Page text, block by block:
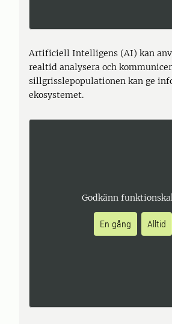
Artificiell Intelligens (AI) kan
realtid analysera och
sillgrisslepopulationen kan ge
ekosystemet.
Godkänn
En gång Alltid